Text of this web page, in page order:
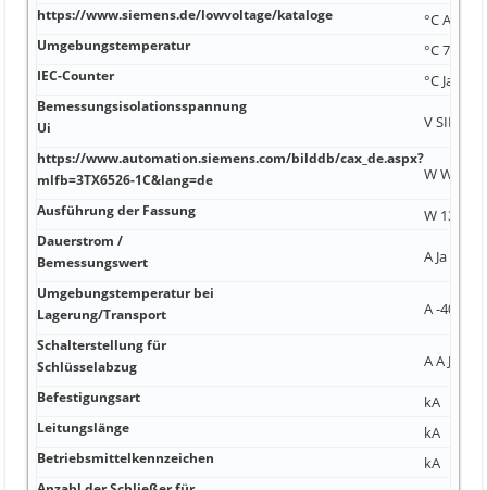
https://www.siemens.de/lowvoltage/kataloge °C A600 /
Umgebungstemperatur °C 70
IEC-Counter °C Ja Ja
Bemessungsisolationsspannung
Ui
V SIRIUS
https://www.automation.siemens.com/bilddb/cax_de.aspx?
mlfb=3TX6526-1C&lang=de
W W IP41
Ausführung der Fassung W 138 V
Dauerstrom /
Bemessungswert
A Ja 160 A
Umgebungstemperatur bei
Lagerung/Transport
A -40 °C
Schalterstellung für
Schlüsselabzug
A A Ja
Befestigungsart kA
Leitungslänge kA
Betriebsmittelkennzeichen kA